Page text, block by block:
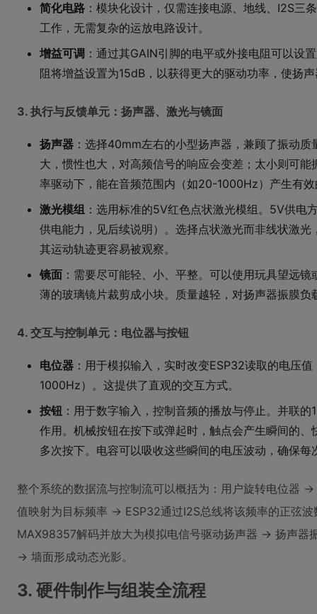
简化电路 ：模块化设计，仅需连接电源、地线、I2S三
工作，无需复杂的运放电路设计。
增益可调 ：通过其GAIN引脚的电平或外接电阻可以设
阻将增益设置为15dB，以获得更大的驱动功率，使扬
3. 执行与反馈单元：扬声器、激光与镜面
扬声器 ：选择40mm左右的小型扬声器，兼顾了振动
大，惯性也大，对高频信号的响应会变差；太小则可
率驱动下，能在音频范围内（如20-1000Hz）产生有
激光模组 ：选用标准的5V红色点状激光模组。5V供电
供电能力，见后续说明）。选择点状激光而非线状激
其运动轨迹更容易被观察。
镜面 ：需要尽可能轻、小、平整。可以使用玩具望远
薄的玻璃镜片裁剪成小块。质量越轻，对扬声器振膜
4. 交互与控制单元：电位器与按钮
电位器 ：用于模拟输入，实时改变ESP32读取的电压
1000Hz）。这提供了直观的交互方式。
按钮 ：用于数字输入，控制音频的播放与停止。并联
作用。机械按钮在按下或弹起时，触点会产生瞬间的
多次按下。电容可以吸收这些瞬间的电压波动，确保
整个系统的数据流与控制流可以概括为：用户旋转电位器 -
值映射为目标频率 -> ESP32通过I2S总线将该频率的正弦
MAX98357解码并放大为模拟电信号驱动扬声器 -> 扬声器
-> 墙面形成动态光影。
3. 硬件制作与组装全流程